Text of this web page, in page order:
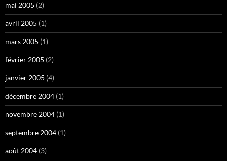
mai 2005 (2)
avril 2005 (1)
mars 2005 (1)
février 2005 (2)
janvier 2005 (4)
décembre 2004 (1)
novembre 2004 (1)
septembre 2004 (1)
août 2004 (3)